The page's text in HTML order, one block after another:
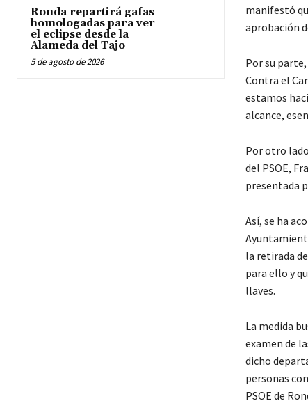
Ronda repartirá gafas
homologadas para ver
el eclipse desde la
Alameda del Tajo
5 de agosto de 2026
manifestó
aprobación
Por su
Contra el
estamos
alcance,
Por otro
del PSOE,
presentada
Así, se ha
la retirada
para ello y
llaves.
La medida
examen de
dicho
personas
PSOE de